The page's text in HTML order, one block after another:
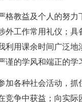
格教益及个人的努
外工作常用礼仪；
利用课余时间广泛
谨的学风和端正的学
加各种社会活动，
竞争中获益；向实际